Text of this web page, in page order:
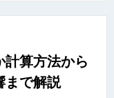
計算方法から
まで解説